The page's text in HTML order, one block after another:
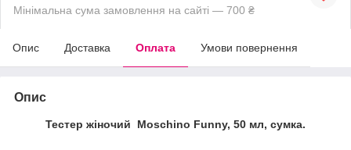
Мінімальна сума замовлення на сайті — 700 ₴
Опис Доставка Оплата Умови повернення
Опис
Тестер жіночий Moschino Funny, 50 мл, сумка.